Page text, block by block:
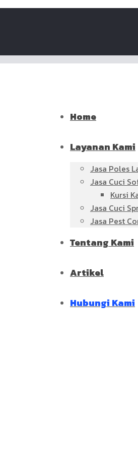
Home
Layanan Kami
Jasa Poles
Jasa Cuci
Kursi
Jasa Cuci
Jasa Pest
Tentang Kami
Artikel
Hubungi Kami